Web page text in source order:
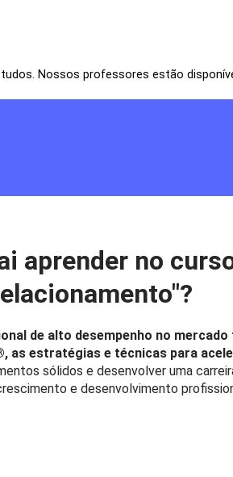
Nossos professores estão
aprender no
de alto desempenho no mercado
as estratégias e técnicas para
sólidos e desenvolver uma
e desenvolvimento